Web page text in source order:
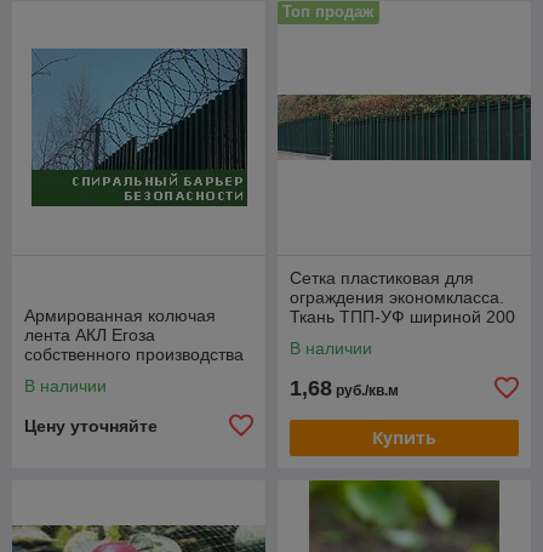
Армированная колючая
лента АКЛ Егоза
собственного производства
700, 900 мм
В наличии
Цену уточняйте
Топ продаж
Cетка пластиковая для
ограждения экономкласса.
Ткань ТПП-УФ шириной 200
В наличии
1,68 руб./кв.м
Купить